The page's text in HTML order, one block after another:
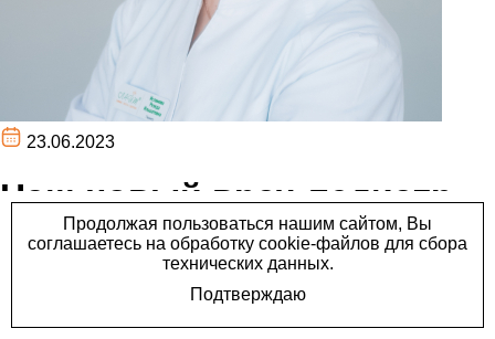
23.06.2023
Наш новый врач-педиатр
Исламова Резеда
Ильшатовна.
Наш новый врач-педиатр Исламова Резеда